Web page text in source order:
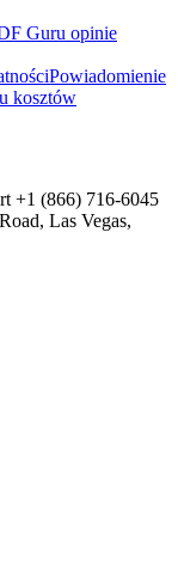
Guru opinie
Powiadomienie
kosztów
+1 (866) 716-6045
Las Vegas,